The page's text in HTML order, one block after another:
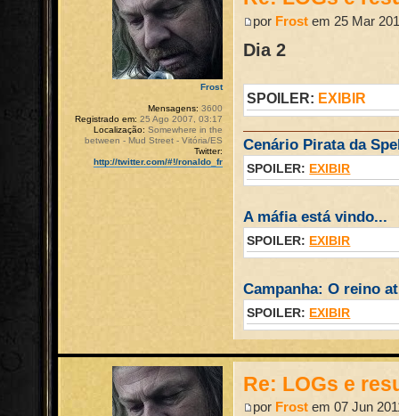
por Frost em 25 Mar
Dia 2
SPOILER: EXIBIR
Cenário Pirata da
SPOILER: EXIBIR
A máfia está vindo...
SPOILER: EXIBIR
Campanha: O reino
SPOILER: EXIBIR
Frost
Mensagens: 3600
Registrado em: 25 Ago 2007, 03:17
Localização: Somewhere in the
between - Mud Street - Vitória/ES
Twitter:
http://twitter.com/#!/ronaldo_fr
Re: LOGs e
por Frost em 07 Jun